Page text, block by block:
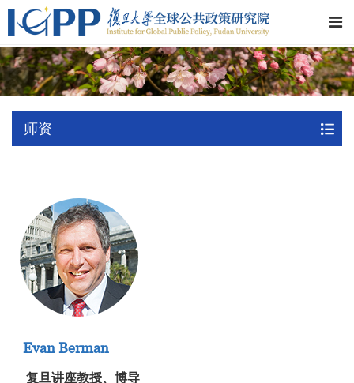
师资
Evan Berman
复旦讲座教授、博导